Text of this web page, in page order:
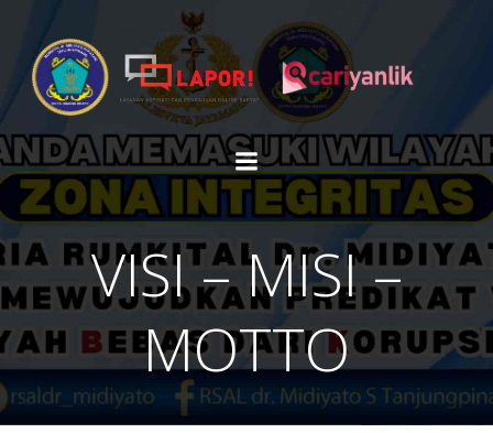
to
content
VISI – MISI –
MOTTO